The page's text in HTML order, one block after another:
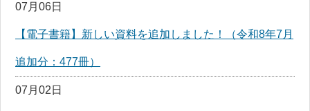
07月06日
【電子書籍】新しい資料を追加しました！（令和8年7月
追加分：477冊）
07月02日